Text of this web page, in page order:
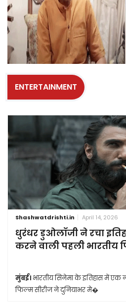
ENTERTAINMENT
Shashwatdrishti.in April 14, 2026
धुरंधर डुओलॉजी ने रचा
करने वाली पहली भारतीय
मुंबई। भारतीय सिनेमा के इतिहास में एक
फिल्म सीरीज ने दुनियाभर मे�